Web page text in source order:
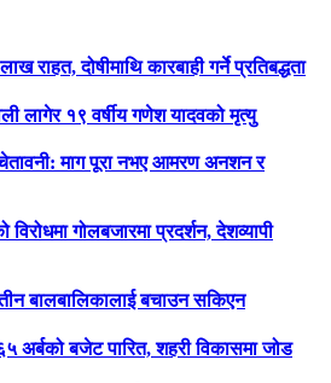
राहत, दोषीमाथि कारबाही गर्ने प्रतिबद्धता
लागेर १९ वर्षीय गणेश यादवको मृत्यु
माग पूरा नभए आमरण अनशन र
गोलबजारमा प्रदर्शन, देशव्यापी
बालबालिकालाई बचाउन सकिएन
अर्बको बजेट पारित, शहरी विकासमा जोड